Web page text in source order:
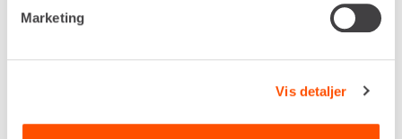
Marketing
Vis detaljer
skovlomdrejningspunkt